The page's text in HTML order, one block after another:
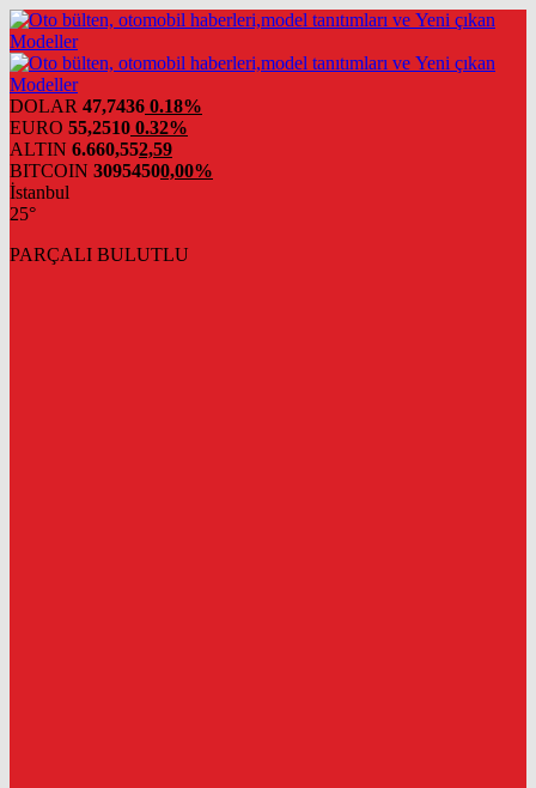
DOLAR 47,7436 0.18%
EURO 55,2510 0.32%
ALTIN 6.660,552,59
BITCOIN 30954500,00%
İstanbul
25°
PARÇALI BULUTLU